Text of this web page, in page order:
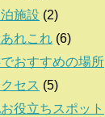
施設 (2)
れこれ (6)
おすすめの場所
セス (5)
役立ちスポット